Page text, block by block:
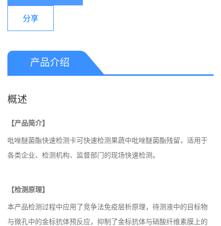
分享
产品介绍
概述
【产品简介】
吡唑醚菌酯快速检测卡可快速检测果蔬中吡唑醚菌酯残留，适用于
各类企业、检测机构、监督部门的现场快速检测。
【检测原理】
本产品检测过程中应用了竞争法免疫层析原理，待测液中的目标物
与微孔中的金标抗体预反应，抑制了金标抗体与硝酸纤维素膜上的